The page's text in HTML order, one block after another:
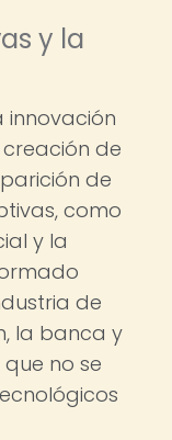
y la
innovación
de
de
como
y la
de
la banca y
no se